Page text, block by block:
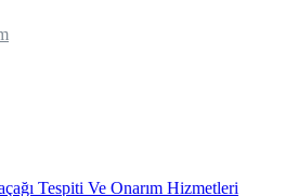
Tespiti Ve Onarım Hizmetleri